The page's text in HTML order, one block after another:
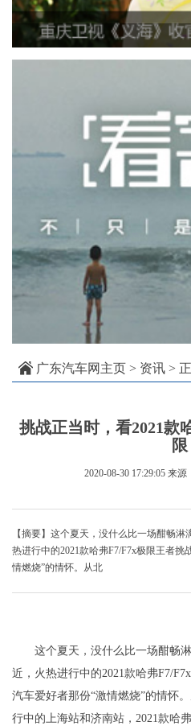
广东汽车网主页 > 资讯 >
挑战正当时，看2021款
限
2020-08-30 17:29:05 来源
【摘要】这个夏天，没什么比一场酣畅
热进行中的2021款哈弗F7/F7x极限王者挑
情燃烧”的情怀。从北
这个夏天，没什么比一场酣畅
近，火热进行中的2021款哈弗F7/
汽车爱好者那份“激情燃烧”的情怀
行中的上海站和济南站，2021款哈